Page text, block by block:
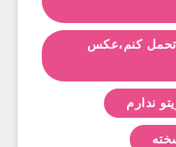
تحمل کنم،عکس
ندارم